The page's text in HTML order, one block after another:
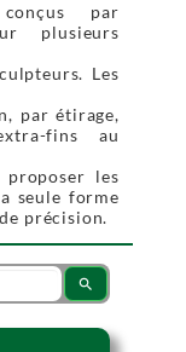
par
plusieurs
Les
par étirage,
fins au
proposer les
seule forme
précision.
search